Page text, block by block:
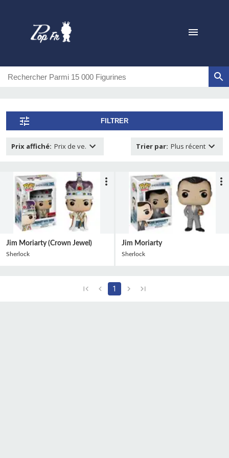
FILTRER
Prix affiché: Prix de ve. Trier par: Plus récent
Jim Moriarty (Crown Jewel)
Sherlock
Jim Moriarty
Sherlock
1